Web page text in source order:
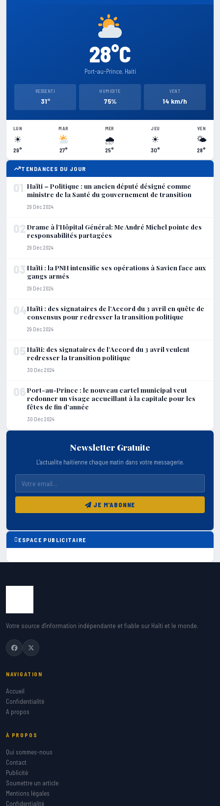
28°C
Port-au-Prince, Haiti
RESSENTI
31°
HUMIDITE
75%
VENT
14 km/h
LUN
☀
29°
MAR
27°
MER
🌧
25°
JEU
☀
30°
VEN
🌤
28°
TENDANCES DU JOUR
01 Haïti – Politique : un ancien député désigné comme
ministre de la Santé du gouvernement de transition
29 Déc 2024
02Drame à l’Hôpital Général: Me André Michel pointe des
responsabilités partagées
29 Déc 2024
03 Haïti : la PNH intensifie ses opérations à Savien face aux
gangs armés
29 Déc 2024
04Haïti : des signataires de l’Accord du 3 avril en quête de
consensus pour redresser la transition politique
29 Déc 2024
05Haïti: des signataires de l’Accord du 3 avril veulent
redresser la transition politique
30 Déc 2024
06Port-au-Prince : le nouveau cartel municipal veut
redonner un visage accueillant à la capitale pour les
fêtes de fin d’année
30 Déc 2024
Newsletter Gratuite
L'actualite haitienne chaque matin dans votre messagerie.
JE M'ABONNE
ESPACE PUBLICITAIRE
Votre source d'information indépendante et fiable sur Haïti et le monde.
NAVIGATION
Accueil
Confidentialité
A propos
À PROPOS
Qui sommes-nous
Contact
Publicité
Soumettre un article
Mentions légales
Confidentialité